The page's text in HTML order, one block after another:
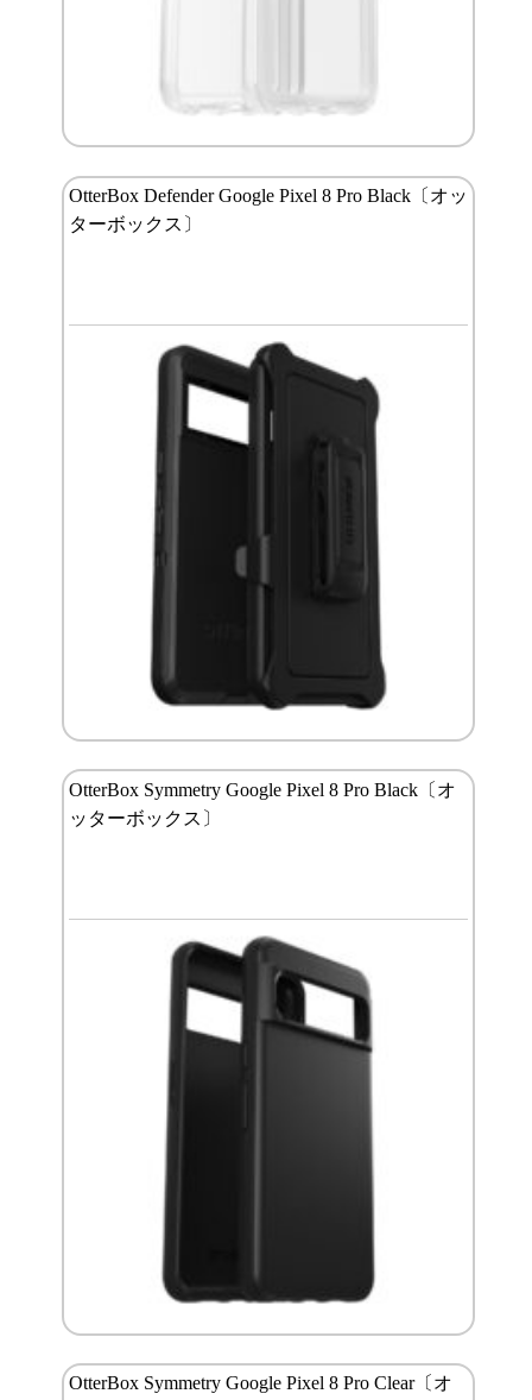
OtterBox Defender Google Pixel 8 Pro Black〔オッ
ターボックス〕
OtterBox Symmetry Google Pixel 8 Pro Black〔オ
ッターボックス〕
OtterBox Symmetry Google Pixel 8 Pro Clear〔オ